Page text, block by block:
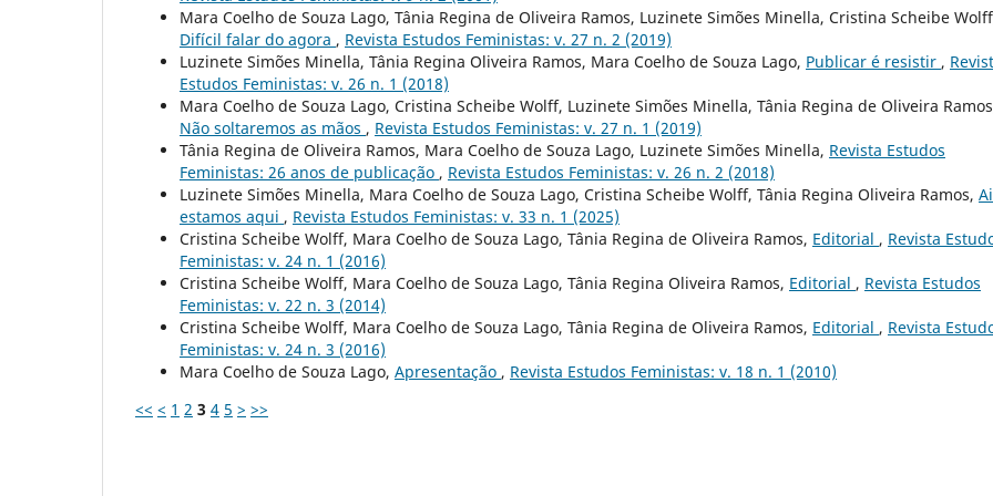
Mara Coelho de Souza Lago, Tânia Regina de Oliveira Ramos, Luzinete Simões Minella, Cristina Scheibe
Difícil falar do agora , Revista Estudos Feministas: v. 27 n. 2 (2019)
Luzinete Simões Minella, Tânia Regina Oliveira Ramos, Mara Coelho de Souza Lago, Publicar é resistir ,
Estudos Feministas: v. 26 n. 1 (2018)
Mara Coelho de Souza Lago, Cristina Scheibe Wolff, Luzinete Simões Minella, Tânia Regina de Oliveira
Não soltaremos as mãos , Revista Estudos Feministas: v. 27 n. 1 (2019)
Tânia Regina de Oliveira Ramos, Mara Coelho de Souza Lago, Luzinete Simões Minella, Revista Estudos
Feministas: 26 anos de publicação , Revista Estudos Feministas: v. 26 n. 2 (2018)
Luzinete Simões Minella, Mara Coelho de Souza Lago, Cristina Scheibe Wolff, Tânia Regina Oliveira Ramos,
estamos aqui , Revista Estudos Feministas: v. 33 n. 1 (2025)
Cristina Scheibe Wolff, Mara Coelho de Souza Lago, Tânia Regina de Oliveira Ramos, Editorial , Revista
Feministas: v. 24 n. 1 (2016)
Cristina Scheibe Wolff, Mara Coelho de Souza Lago, Tânia Regina Oliveira Ramos, Editorial , Revista Estudos
Feministas: v. 22 n. 3 (2014)
Cristina Scheibe Wolff, Mara Coelho de Souza Lago, Tânia Regina de Oliveira Ramos, Editorial , Revista
Feministas: v. 24 n. 3 (2016)
Mara Coelho de Souza Lago, Apresentação , Revista Estudos Feministas: v. 18 n. 1 (2010)
<< < 1 2 3 4 5 > >>